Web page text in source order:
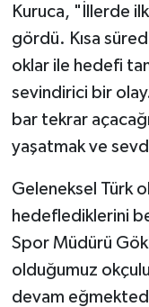
Kuruca, "İllerde
gördü. Kısa
oklar ile hedefi
sevindirici bir
bar tekrar
yaşatmak ve
Geleneksel Türk
hedeflediklerini
Spor Müdürü
olduğumuz
devam